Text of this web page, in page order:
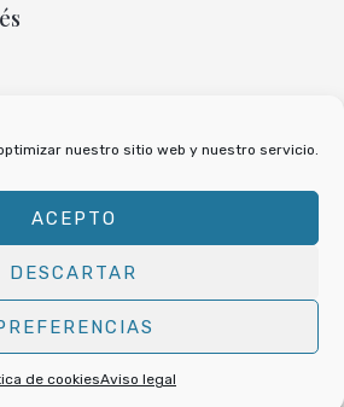
nuestro sitio web y nuestro servicio.
ACEPTO
DESCARTAR
de cookiesAviso legal